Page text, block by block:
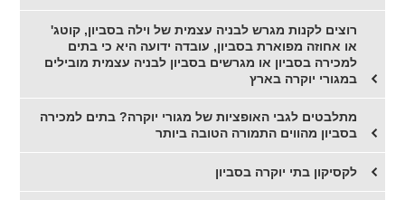
רוצים לקנות מגרש לבניה עצמית של וילה בסביון, קוטג'
או אחוזה מפוארת בסביון, עובדה ידועה היא כי בתים
למכירה בסביון או מגרשים בסביון לבניה עצמית מובילים
במגורי יוקרה בארץ
מתלבטים לגבי האופציות של מגורי יוקרה? בתים למכירה
בסביון מהווים התמורה הטובה ביותר
לקסיקון בתי יוקרה בסביון